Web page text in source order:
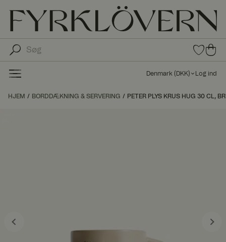
0
var
fav
0
var
er i
kø
Denmark ( DKK) Log ind
HJEM BORDDÆKNING & SERVERING PETER PLYS KRUS HUG 30 CL,